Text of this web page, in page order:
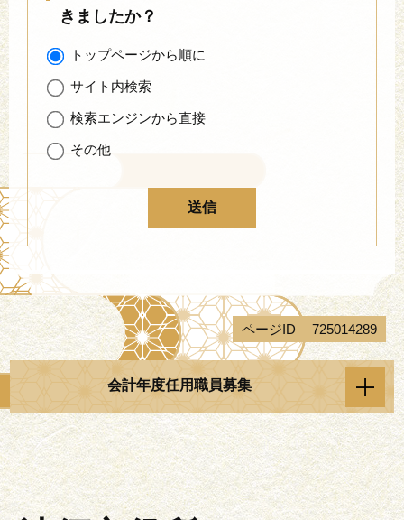
きましたか？
トップページから順に
サイト内検索
検索エンジンから直接
その他
ページID 725014289
会計年度任用職員募集